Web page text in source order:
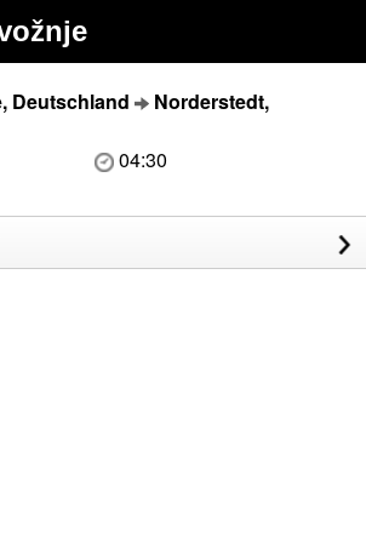
Deutschland
Norderstedt,
04:30